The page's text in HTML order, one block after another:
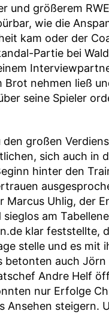
und größerem
wie die
kam oder der
Partie bei
Brot nehmen ließ
seine Spieler
den großen
sich auch in
hinter den
Marcus Uhlig, der
sieglos am
klar feststellte,
stelle und es mit
betonten auch
Andre Helf
nur Erfolge
Ansehen steigern.